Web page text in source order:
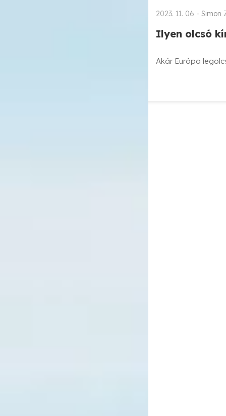
2023. 11. 06 - Simon
Ilyen olcsó
Akár Európa